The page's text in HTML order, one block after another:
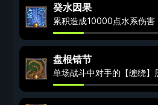
癸水因果
累积造成10000点水系伤害
盘根错节
单场战斗中对手的【缠绕】